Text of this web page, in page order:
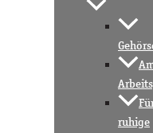
ruhige